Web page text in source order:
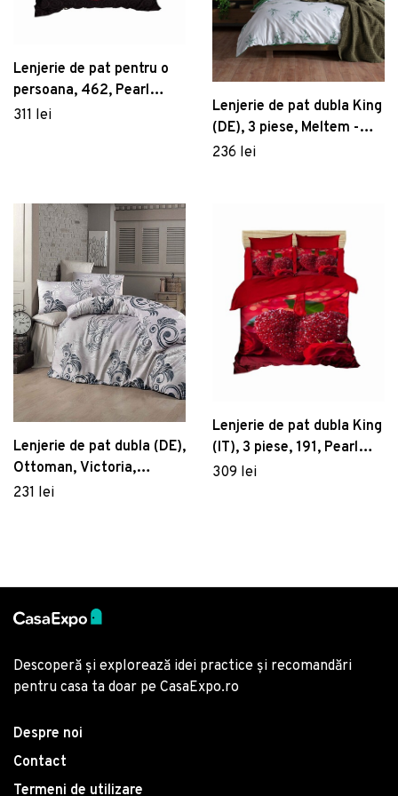
Lenjerie de pat pentru o
persoana, 462, Pearl
Home, Poliester Satinat
311 lei
Lenjerie de pat dubla King
(DE), 3 piese, Meltem -
Green, Primacasa by
236 lei
Lenjerie de pat dubla (DE),
Ottoman, Victoria,
Bumbac Ranforce
231 lei
Lenjerie de pat dubla King
(IT), 3 piese, 191, Pearl
Home, Poliester Satinat
309 lei
Descoperă și explorează idei practice și recomandări
pentru casa ta doar pe CasaExpo.ro
Despre noi
Contact
Termeni de utilizare